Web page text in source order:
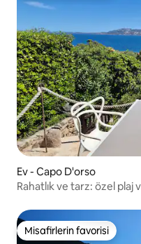
Ev - Capo D'orso
Rahatlık ve tarz: özel plaj
Misafirlerin favorisi
Misafirlerin favorisi